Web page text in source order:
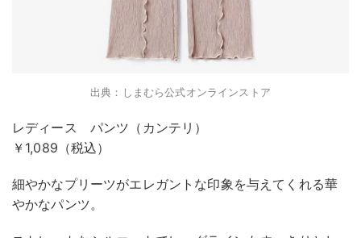
出典：しまむら公式オンラインストア
レディース パンツ（カンテリ）
￥1,089（税込）
細やかなプリーツがエレガントな印象を与えてくれる華
やかなパンツ。